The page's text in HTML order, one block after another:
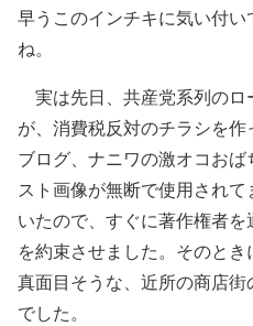
早うこのインチキに気い付
ね。
実は先日、共産党系列のロ
が、消費税反対のチラシを
ブログ、ナニワの激オコお
スト画像が無断で使用され
いたので、すぐに著作権者
を約束させました。そのと
真面目そうな、近所の商店
でした。